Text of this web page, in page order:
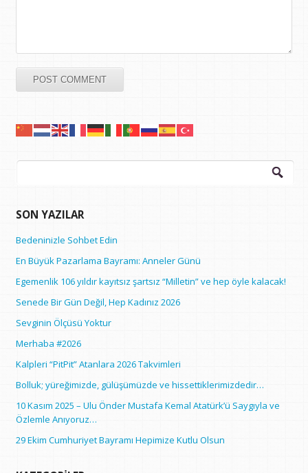
Arama:
SON YAZILAR
Bedeninizle Sohbet Edin
En Büyük Pazarlama Bayramı: Anneler Günü
Egemenlik 106 yıldır kayıtsız şartsız “Milletin” ve hep öyle kalacak!
Senede Bir Gün Değil, Hep Kadınız 2026
Sevginin Ölçüsü Yoktur
Merhaba #2026
Kalpleri “PitPit” Atanlara 2026 Takvimleri
Bolluk; yüreğimizde, gülüşümüzde ve hissettiklerimizdedir…
10 Kasım 2025 – Ulu Önder Mustafa Kemal Atatürk’ü Saygıyla ve
Özlemle Anıyoruz…
29 Ekim Cumhuriyet Bayramı Hepimize Kutlu Olsun